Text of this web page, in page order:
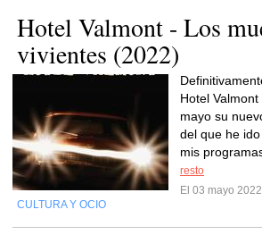
Hotel Valmont - Los
vivientes (2022)
Hotel
mayo su
del que he
mis
resto
El 03 mayo
CULTURA Y OCIO